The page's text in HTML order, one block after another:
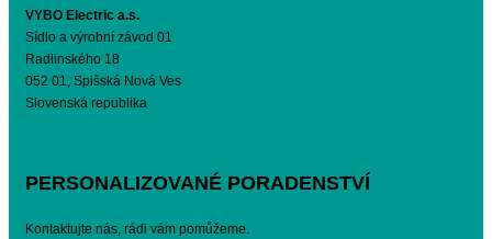
VYBO Electric a.s.
Sídlo a výrobní závod 01
Radlinského 18
052 01, Spišská Nová Ves
Slovenská republika
PERSONALIZOVANÉ PORADENSTVÍ
Kontaktujte nás, rádi vám pomůžeme.